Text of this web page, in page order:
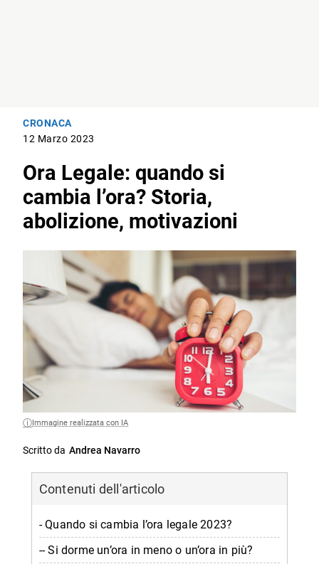
CRONACA
12 Marzo 2023
Ora Legale: quando si
cambia l’ora? Storia,
abolizione, motivazioni
Immagine realizzata con IA
Scritto da Andrea Navarro
Contenuti dell'articolo
- Quando si cambia l’ora legale 2023?
-- Si dorme un’ora in meno o un’ora in più?